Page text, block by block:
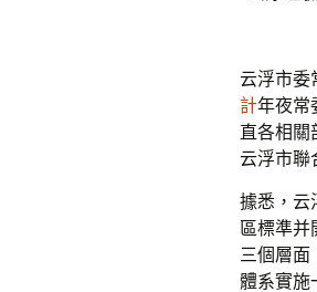
云浮市委
計年夜常
直各相關
云浮市聯
據悉，云
區標準并
三個層面
體系實施